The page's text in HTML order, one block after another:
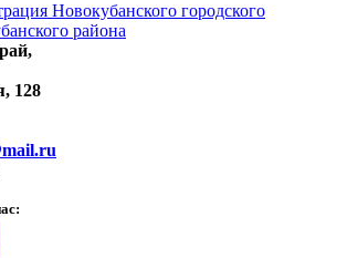
Новокубанского городского
района
128